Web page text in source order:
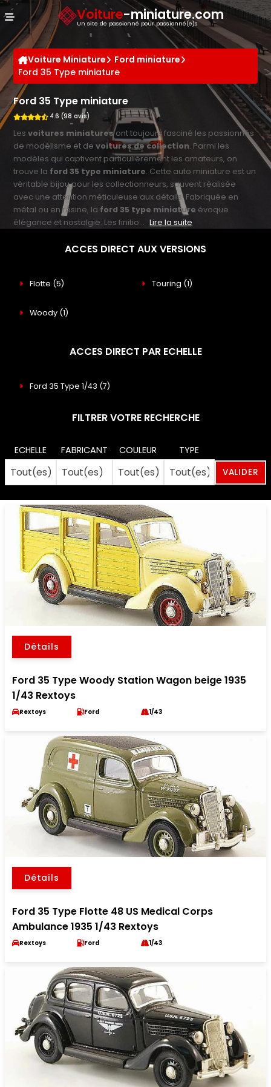
Voiture-miniature.com
Un site de passionné pour passionné(e)s
Voiture Miniature
Ford miniature
Ford 35 Type miniature
Ford 35 Type miniature
4.6 (98 avis)
Lesvoitures miniaturesont toujours fasciné les passionnés
de modélisme et devoitures de collection. Parmi les
modèles qui captivent particulièrement les amateurs, on
trouve la ford 35 type miniature. Cette auto miniature est un
véritable bijou pour les collectionneurs, souvent réalisée
avec une attention méticuleuse aux détails. Fabriquée en
métal ou en résine, la ford 35 type miniature évoque
élégance et nostalgie. Les finitio... Lire la suite
ACCES DIRECT AUX VERSIONS
Flotte (5) Touring (1)
Woody (1)
ACCES DIRECT PAR ECHELLE
Ford 35 Type 1/43 (7)
FILTRER VOTRE RECHERCHE
ECHELLE FABRICANT COULEUR TYPE
Détails
Ford 35 Type Woody Station Wagon beige 1935
1/43 Rextoys
Rextoys Ford 1/43
Détails
Ford 35 Type Flotte 48 US Medical Corps
Ambulance 1935 1/43 Rextoys
Rextoys Ford 1/43
Panneau de gestion des cookies